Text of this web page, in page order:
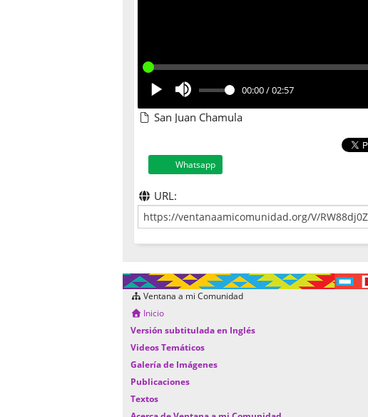
00:00/02:57
San Juan Chamula
Whatsapp
URL:
Ventana a mi Comunidad
Inicio
Versión subtitulada en Inglés
Videos Temáticos
Galería de Imágenes
Publicaciones
Textos